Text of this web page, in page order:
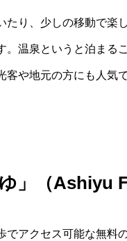
たり、少しの移動で楽
。温泉というと泊まる
客や地元の方にも人気
」（Ashiyu
でアクセス可能な無料